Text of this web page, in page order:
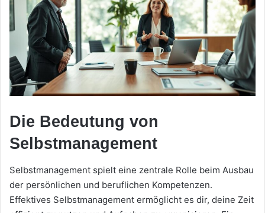
Die Bedeutung von
Selbstmanagement
Selbstmanagement spielt eine zentrale Rolle beim Ausbau
der persönlichen und beruflichen Kompetenzen.
Effektives Selbstmanagement ermöglicht es dir, deine Zeit